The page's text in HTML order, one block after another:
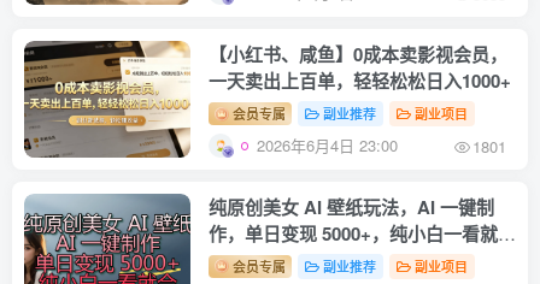
【小红书、咸鱼】0成本卖影视会员，
一天卖出上百单，轻轻松松日入1000+
会员专属 副业推荐 副业项目
2026年6月4日 23:00 1801
纯原创美女 AI 壁纸玩法，AI 一键制
作，单日变现 5000+，纯小白一看就
会！会员专属 副业推荐 副业项目